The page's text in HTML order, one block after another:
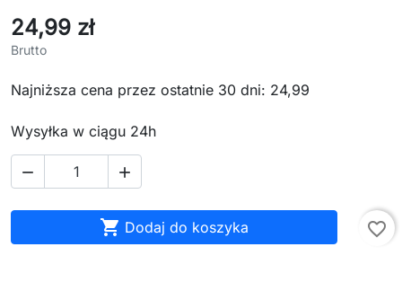
24,99 zł
Brutto
Najniższa cena przez ostatnie 30 dni: 24,99
Wysyłka w ciągu 24h
 
 Dodaj do koszyka favorite_border